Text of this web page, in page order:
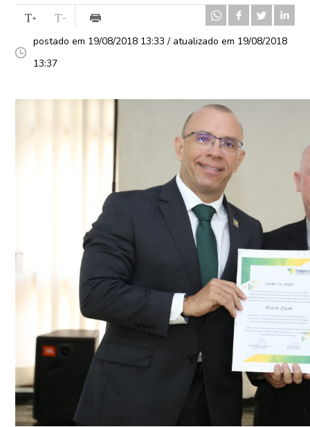
postado em 19/08/2018 13:33 / atualizado em 19/08/2018
13:37